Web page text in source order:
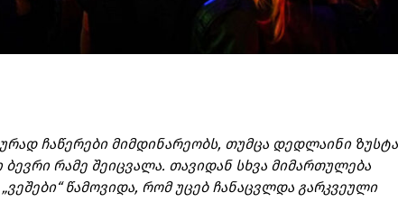
ჩაწერები მიმდინარეობს, თუმცა დედლაინი
რამე შეიცვალა. თავიდან სხვა მიმართულება
წამოვიდა, რომ უცებ ჩანაცვლდა გარკვეული